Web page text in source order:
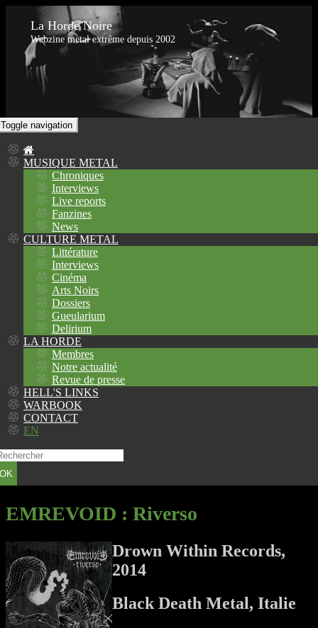
La Horde Noire
Webzine metal extrême depuis 2002
Toggle navigation
MUSIQUE METAL
Chroniques
Interviews
Live reports
Fanzines
News
CULTURE METAL
Littérature
Interviews
Cinéma
Arts Noirs
Dossiers
Gueularium
Delirium
LA HORDE
Membres
Notre actualité
Revue de presse
HELL'S LINKS
WARBOOK
CONTACT
EN
OK
EMREVOID : Riverso
Drown Within Records,
2014
Black Death Metal, Italie